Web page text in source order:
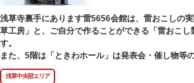
浅草寺裏手にあります雷5656会館は、雷おこしの
草工房」と、ご自分で作ることができる「雷おこし
す。
また、5階は「ときわホール」は発表会・催し物等
打合せなどでご利用いただける「貸しスペース」が
浅草中央部エリア